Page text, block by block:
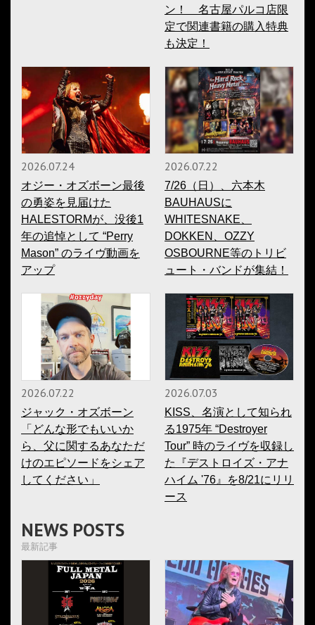
ン！ 名古屋パルコ店限
定で関連書籍の購入特典
も決定！
2026.07.24
オジー・オズボーン最後
の勇姿を見届けた
HALESTORMが、没後1
年の追悼として “Perry
Mason” のライヴ動画を
アップ
2026.07.22
7/26（日）、六本木
BAUHAUSに
WHITESNAKE、
DOKKEN、OZZY
OSBOURNE等のトリビ
ュート・バンドが集結！
2026.07.22
ジャック・オズボーン
「どんな形でもいいか
ら、父に関するあなただ
けのエピソードをシェア
してください」
2026.07.03
KISS、名演として知られ
る1975年 “Destroyer
Tour” 時のライヴを収録し
た『デストロイズ・アナ
ハイム '76』を8/21にリリ
ース
NEWS POSTS
最新記事